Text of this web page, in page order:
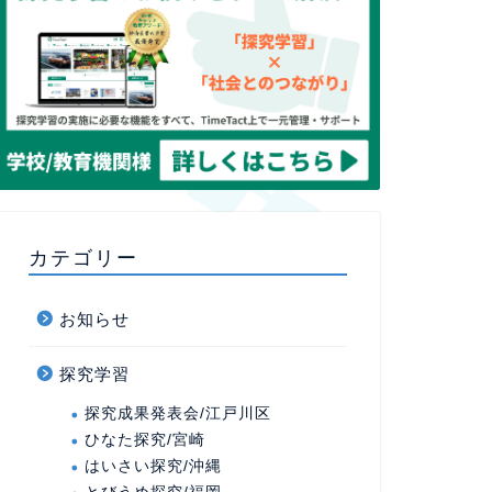
カテゴリー
お知らせ
探究学習
探究成果発表会/江戸川区
ひなた探究/宮崎
はいさい探究/沖縄